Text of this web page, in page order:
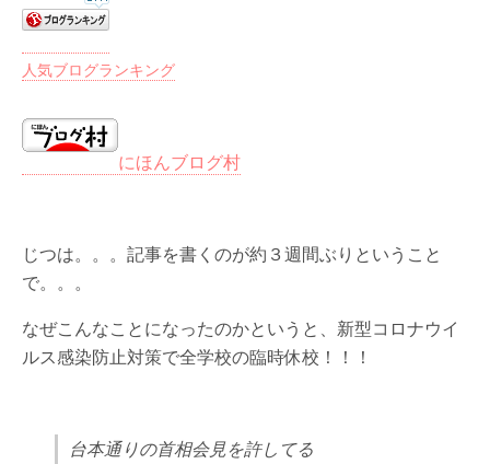
人気ブログランキング
にほんブログ村
じつは。。。記事を書くのが約３週間ぶりということ
で。。。
なぜこんなことになったのかというと、新型コロナウイ
ルス感染防止対策で全学校の臨時休校！！！
台本通りの首相会見を許してる